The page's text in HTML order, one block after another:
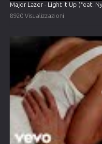
Major Lazer - Light It Up (feat.
8920 Visualizzazioni